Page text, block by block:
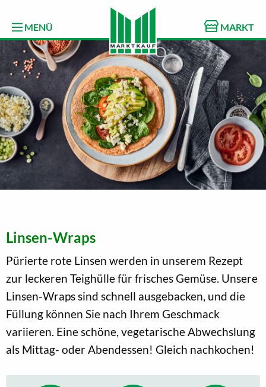
MENÜ MARKT
Linsen-Wraps
Pürierte rote Linsen werden in unserem Rezept
zur leckeren Teighülle für frisches Gemüse. Unsere
Linsen-Wraps sind schnell ausgebacken, und die
Füllung können Sie nach Ihrem Geschmack
variieren. Eine schöne, vegetarische Abwechslung
als Mittag- oder Abendessen! Gleich nachkochen!